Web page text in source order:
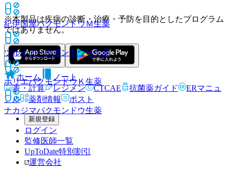
紀伊国屋バクモンドウＭ生薬
ツルイのバクモンドウＭ生薬
ホリエバクモンドウＫ 生薬
ナカジマバクモンドウ生薬
※本製品は疾病の診断・治療・予防を目的としたプログラム
ではありません。
ホーム
ノート
表・計算
レジメン CTCAE 抗菌薬ガイド
ERマニュ
アル
薬剤情報 ポスト
新規登録
ログイン
監修医師一覧
UpToDate特別割引
運営会社